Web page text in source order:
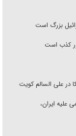
بزرگ است
کذب است
در علی السالم کویت
علیه ایران،